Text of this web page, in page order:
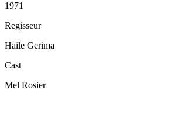
1971
Regisseur
Haile Gerima
Cast
Mel Rosier